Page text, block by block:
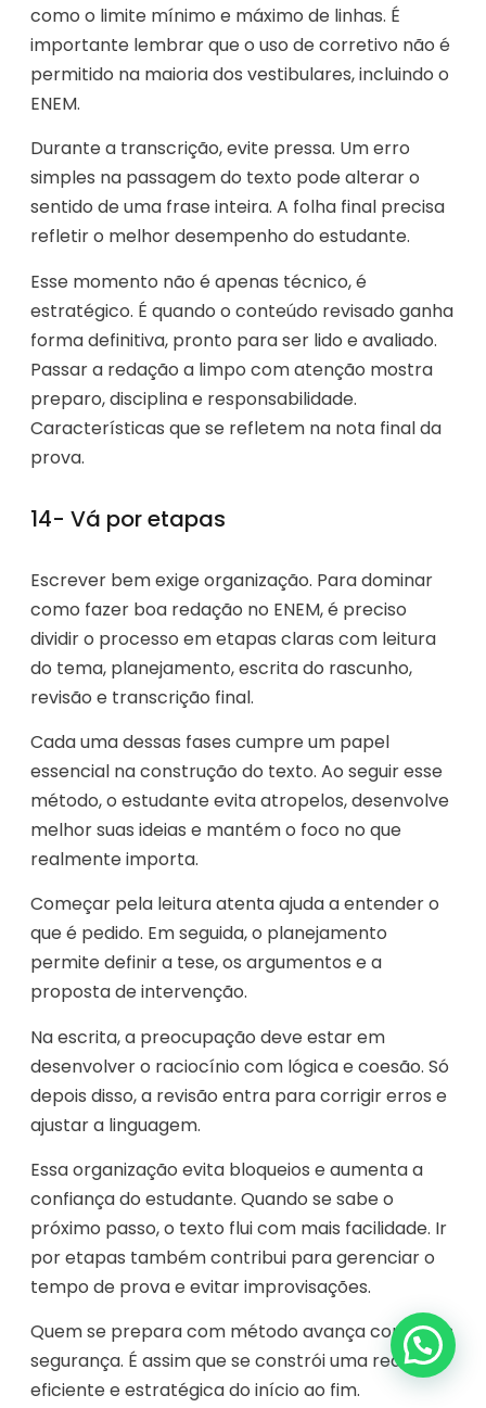
como o limite mínimo e máximo de linhas. É
importante lembrar que o uso de corretivo não é
permitido na maioria dos vestibulares, incluindo o
ENEM.
Durante a transcrição, evite pressa. Um erro
simples na passagem do texto pode alterar o
sentido de uma frase inteira. A folha final precisa
refletir o melhor desempenho do estudante.
Esse momento não é apenas técnico, é
estratégico. É quando o conteúdo revisado ganha
forma definitiva, pronto para ser lido e avaliado.
Passar a redação a limpo com atenção mostra
preparo, disciplina e responsabilidade.
Características que se refletem na nota final da
prova.
14- Vá por etapas
Escrever bem exige organização. Para dominar
como fazer boa redação no ENEM, é preciso
dividir o processo em etapas claras com leitura
do tema, planejamento, escrita do rascunho,
revisão e transcrição final.
Cada uma dessas fases cumpre um papel
essencial na construção do texto. Ao seguir esse
método, o estudante evita atropelos, desenvolve
melhor suas ideias e mantém o foco no que
realmente importa.
Começar pela leitura atenta ajuda a entender o
que é pedido. Em seguida, o planejamento
permite definir a tese, os argumentos e a
proposta de intervenção.
Na escrita, a preocupação deve estar em
desenvolver o raciocínio com lógica e coesão. Só
depois disso, a revisão entra para corrigir erros e
ajustar a linguagem.
Essa organização evita bloqueios e aumenta a
confiança do estudante. Quando se sabe o
próximo passo, o texto flui com mais facilidade. Ir
por etapas também contribui para gerenciar o
tempo de prova e evitar improvisações.
Quem se prepara com método avança com mais
segurança. É assim que se constrói uma redação
eficiente e estratégica do início ao fim.